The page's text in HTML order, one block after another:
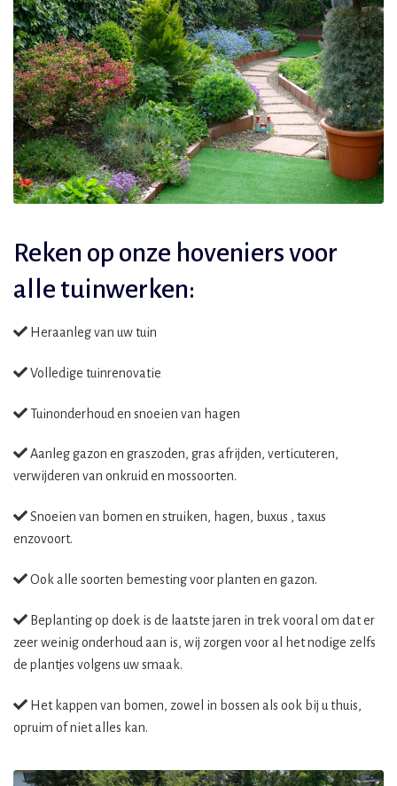
Reken op onze hoveniers voor
alle tuinwerken:
Heraanleg van uw tuin
Volledige tuinrenovatie
Tuinonderhoud en snoeien van hagen
Aanleg gazon en graszoden, gras afrijden, verticuteren,
verwijderen van onkruid en mossoorten.
Snoeien van bomen en struiken, hagen, buxus , taxus
enzovoort.
Ook alle soorten bemesting voor planten en gazon.
Beplanting op doek is de laatste jaren in trek vooral om dat er
zeer weinig onderhoud aan is, wij zorgen voor al het nodige zelfs
de plantjes volgens uw smaak.
Het kappen van bomen, zowel in bossen als ook bij u thuis,
opruim of niet alles kan.